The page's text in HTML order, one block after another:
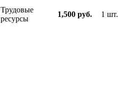
Трудовые
ресурсы
1,500 руб. 1 шт.